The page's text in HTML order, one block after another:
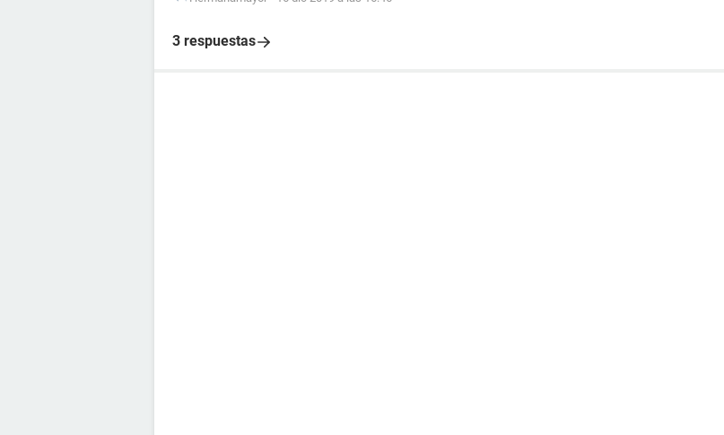
3 respuestas